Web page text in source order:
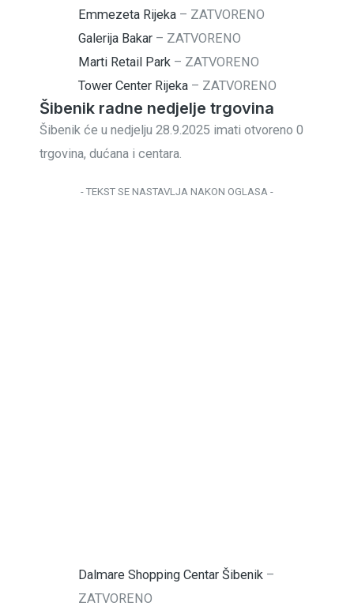
Emmezeta Rijeka – ZATVORENO
Galerija Bakar – ZATVORENO
Marti Retail Park – ZATVORENO
Tower Center Rijeka – ZATVORENO
Šibenik radne nedjelje trgovina
Šibenik će u nedjelju 28.9.2025 imati otvoreno 0
trgovina, dućana i centara.
- TEKST SE NASTAVLJA NAKON OGLASA -
Dalmare Shopping Centar Šibenik –
ZATVORENO